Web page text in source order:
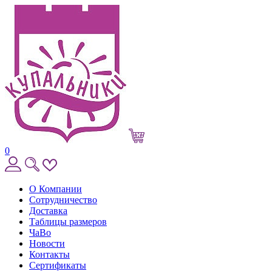
0
О Компании
Сотрудничество
Доставка
Таблицы размеров
ЧаВо
Новости
Контакты
Сертификаты